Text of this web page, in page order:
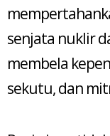
senjata nuklir
membela
sekutu, dan